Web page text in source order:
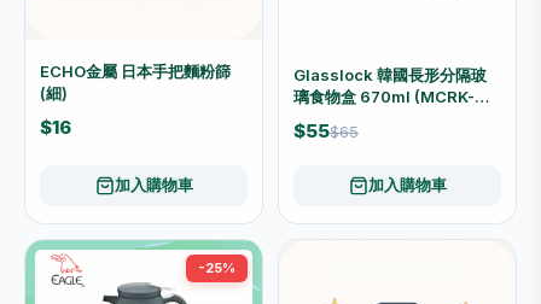
ECHO金屬 日本手把麵粉篩
(細)
$16
加入購物車
Glasslock 韓國長形分隔玻
璃食物盒 670ml (MCRK-
067)
$55$65
加入購物車
-25%